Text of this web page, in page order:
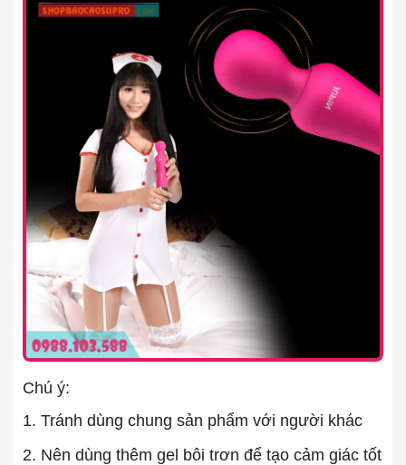
Chú ý:
1. Tránh dùng chung sản phẩm với người khác
2. Nên dùng thêm gel bôi trơn để tạo cảm giác tốt